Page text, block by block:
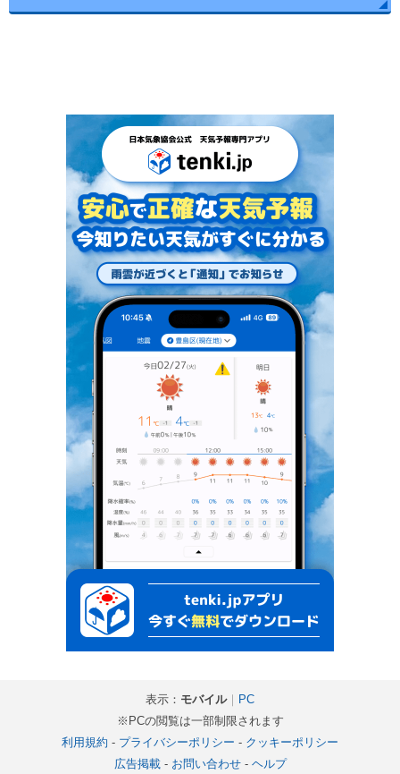
表示： モバイル｜ PC
※PCの閲覧は一部制限されます
利用規約 - プライバシーポリシー - クッキーポリシー
広告掲載- お問い合わせ- ヘルプ